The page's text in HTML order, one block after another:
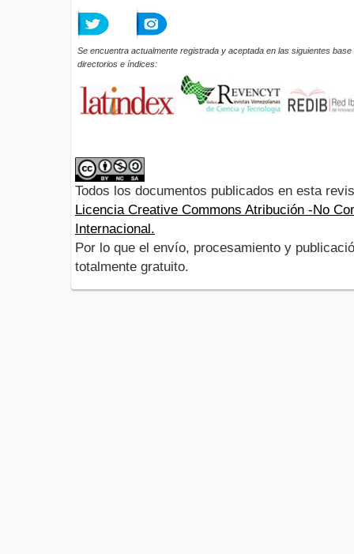
Se encuentra actualmente registrada y aceptada en las siguientes base
directorios e índices:
Todos los documentos publicados en esta
Licencia Creative Commons Atribución -No
Internacional.
Por lo que el envío, procesamiento y
totalmente gratuito.